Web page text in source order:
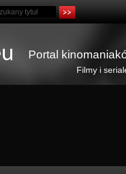
Portal
Filmy i